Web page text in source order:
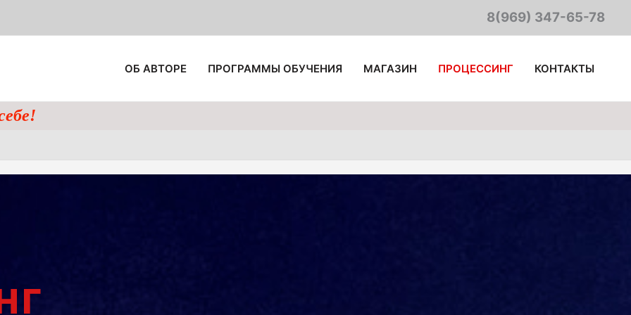
8(969) 347-65-78
ОБ АВТОРЕ ПРОГРАММЫ ОБУЧЕНИЯ МАГАЗИН ПРОЦЕССИНГ КОНТАКТЫ
ИНДИВИДУАЛЬНЫЕ КОНСУЛЬТАЦИИ КОНТАКТЫ